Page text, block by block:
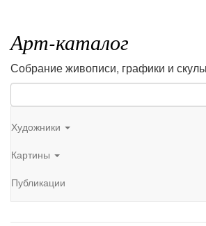
Арт-каталог
Собрание живописи, графики и
Художники
Картины
Публикации